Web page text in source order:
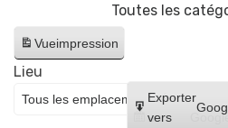
Toutes les
Vueimpression
Créer
un
Google
Exporter
vers
Lieu